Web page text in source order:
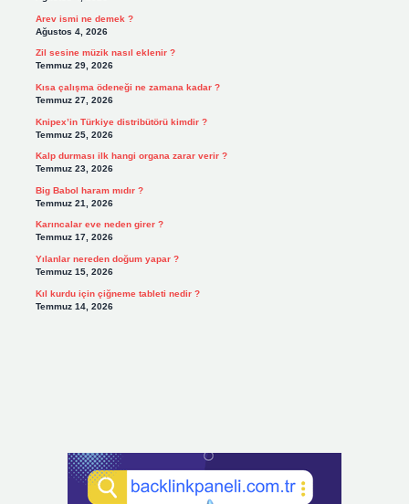
Arev ismi ne demek ?
Ağustos 4, 2026
Zil sesine müzik nasıl eklenir ?
Temmuz 29, 2026
Kısa çalışma ödeneği ne zamana kadar ?
Temmuz 27, 2026
Knipex’in Türkiye distribütörü kimdir ?
Temmuz 25, 2026
Kalp durması ilk hangi organa zarar verir ?
Temmuz 23, 2026
Big Babol haram mıdır ?
Temmuz 21, 2026
Karıncalar eve neden girer ?
Temmuz 17, 2026
Yılanlar nereden doğum yapar ?
Temmuz 15, 2026
Kıl kurdu için çiğneme tableti nedir ?
Temmuz 14, 2026